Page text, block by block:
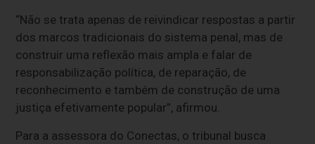
“Não se trata apenas de reivindicar respostas a partir
dos marcos tradicionais do sistema penal, mas de
construir uma reflexão mais ampla e falar de
responsabilização política, de reparação, de
reconhecimento e também de construção de uma
justiça efetivamente popular”, afirmou.
Para a assessora do Conectas, o tribunal busca